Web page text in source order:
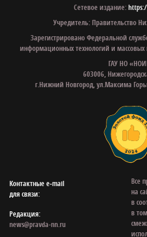
Сетевое издание:
Учредитель: Правительство
Зарегистрировано Федеральной
информационных технологий и
ГАУ НО
603006,
г.Нижний Новгород, ул.Максима
Контактные e‑mail
для связи:
Редакция:
news@pravda-nn.ru
Все
на
в
в